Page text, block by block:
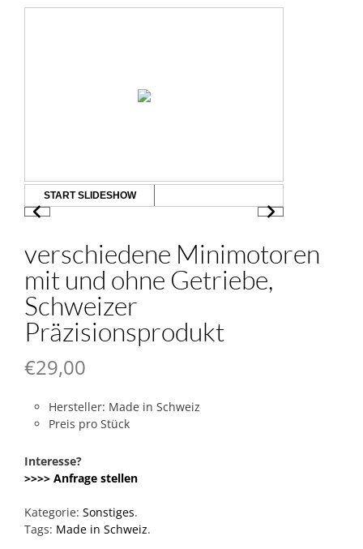
START SLIDESHOW
verschiedene Minimotoren
mit und ohne Getriebe,
Schweizer
Präzisionsprodukt
€29,00
Hersteller: Made in Schweiz
Preis pro Stück
Interesse?
>>>> Anfrage stellen
Kategorie: Sonstiges.
Tags: Made in Schweiz.